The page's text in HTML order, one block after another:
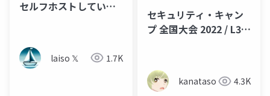
セルフホストしている
参照できる場所にした
メモ
laiso 𝕏 1.7K
セキュリティ・キャン
プ 全国大会 2022 / L3 C
kanataso 4.3K